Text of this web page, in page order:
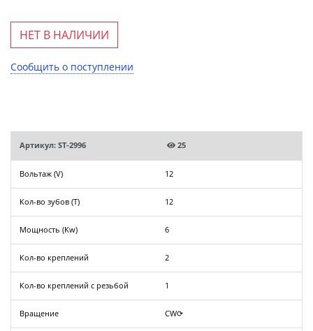
НЕТ В НАЛИЧИИ
Сообщить о поступлении
Артикул: ST-2996 25
Вольтаж (V) 12
Кол-во зубов (T) 12
Мощность (Kw) 6
Кол-во креплений 2
Кол-во креплений с резьбой 1
Вращение CW⟳